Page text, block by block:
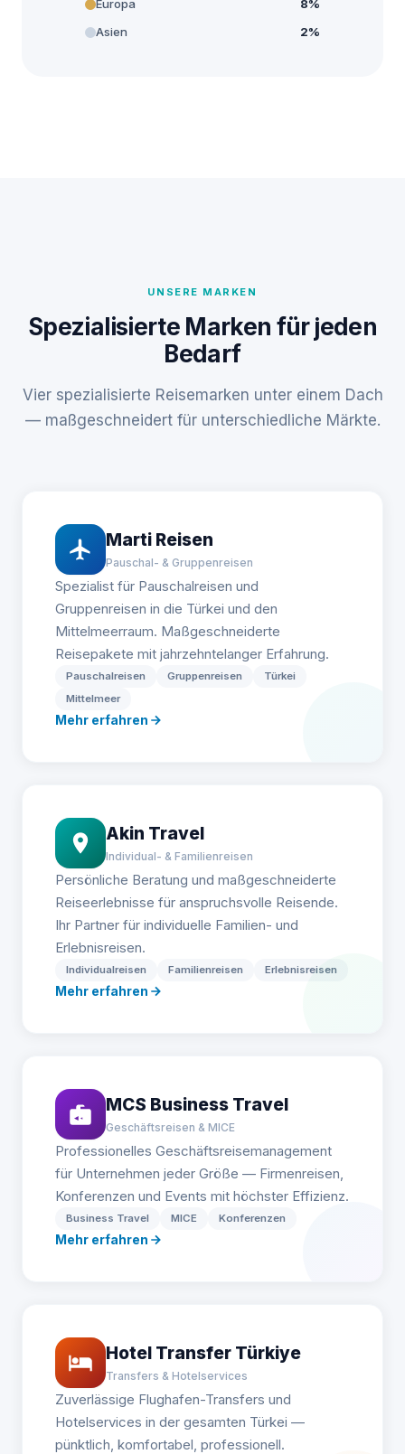
Europa
8%
Asien
2%
UNSERE MARKEN
Spezialisierte Marken für jeden
Bedarf
Vier spezialisierte Reisemarken unter einem Dach
— maßgeschneidert für unterschiedliche Märkte.
Marti Reisen
Pauschal- & Gruppenreisen
Spezialist für Pauschalreisen und
Gruppenreisen in die Türkei und den
Mittelmeerraum. Maßgeschneiderte
Reisepakete mit jahrzehntelanger Erfahrung.
Pauschalreisen Gruppenreisen
Türkei
Mittelmeer
Mehr erfahren
Akin Travel
Individual- & Familienreisen
Persönliche Beratung und maßgeschneiderte
Reiseerlebnisse für anspruchsvolle Reisende.
Ihr Partner für individuelle Familien- und
Erlebnisreisen.
Individualreisen Familienreisen Erlebnisreisen
Mehr erfahren
MCS Business Travel
Geschäftsreisen & MICE
Professionelles Geschäftsreisemanagement
für Unternehmen jeder Größe — Firmenreisen,
Konferenzen und Events mit höchster Effizienz.
Business Travel MICE Konferenzen
Mehr erfahren
Hotel Transfer Türkiye
Transfers & Hotelservices
Zuverlässige Flughafen-Transfers und
Hotelservices in der gesamten Türkei —
pünktlich, komfortabel, professionell.